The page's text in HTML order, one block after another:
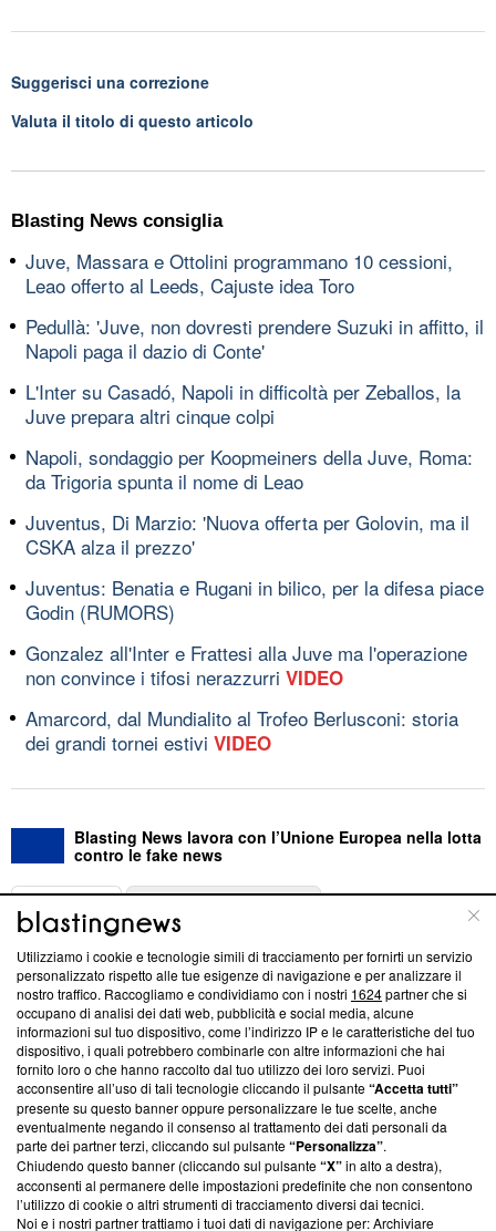
Suggerisci una correzione
Valuta il titolo di questo articolo
Blasting News consiglia
Juve, Massara e Ottolini programmano 10 cessioni,
Leao offerto al Leeds, Cajuste idea Toro
Pedullà: 'Juve, non dovresti prendere Suzuki in affitto, il
Napoli paga il dazio di Conte'
L'Inter su Casadó, Napoli in difficoltà per Zeballos, la
Juve prepara altri cinque colpi
Napoli, sondaggio per Koopmeiners della Juve, Roma:
da Trigoria spunta il nome di Leao
Juventus, Di Marzio: 'Nuova offerta per Golovin, ma il
CSKA alza il prezzo'
Juventus: Benatia e Rugani in bilico, per la difesa piace
Godin (RUMORS)
Gonzalez all'Inter e Frattesi alla Juve ma l'operazione
non convince i tifosi nerazzurri VIDEO
Amarcord, dal Mundialito al Trofeo Berlusconi: storia
dei grandi tornei estivi VIDEO
Blasting News lavora con l’Unione Europea nella lotta
contro le fake news
ABOUT
Questa sezione offre informazioni trasparenti su Blasting
News, sui nostri processi editoriali e su come ci impegniamo a
creare news di qualità. Inoltre, afferma la nostra aderenza a
‘Trust Project - News with Integrity’Blasting News non è
ancora membro del programma, ma ha richiesto di farne
parte; Trust Project non ha ancora effettuato una verifica di
conformità agli standard.
Su di noi
Team editoriale
Utilizziamo i cookie e tecnologie simili di tracciamento per fornirti un servizio
personalizzato rispetto alle tue esigenze di navigazione e per analizzare il
nostro traffico. Raccogliamo e condividiamo con i nostri 1624partner che si
occupano di analisi dei dati web, pubblicità e social media, alcune
informazioni sul tuo dispositivo, come l’indirizzo IP e le caratteristiche del tuo
dispositivo, i quali potrebbero combinarle con altre informazioni che hai
fornito loro o che hanno raccolto dal tuo utilizzo dei loro servizi. Puoi
acconsentire all’uso di tali tecnologie cliccando il pulsante“Accetta tutti”
presente su questo banner oppure personalizzare le tue scelte, anche
eventualmente negando il consenso al trattamento dei dati personali da
parte dei partner terzi, cliccando sul pulsante“Personalizza”.
Chiudendo questo banner (cliccando sul pulsante“X”in alto a destra),
acconsenti al permanere delle impostazioni predefinite che non consentono
l’utilizzo di cookie o altri strumenti di tracciamento diversi dai tecnici.
Noi e i nostri partner trattiamo i tuoi dati di navigazione per: Archiviare